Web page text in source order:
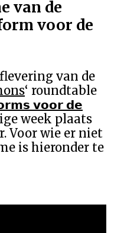
van de
voor de
van de
‘ roundtable
𝘃𝗼𝗼𝗿 𝗱𝗲
week plaats
Voor wie er niet
is hieronder te